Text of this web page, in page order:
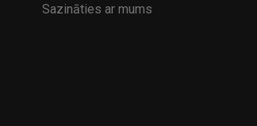
Sazināties ar mums